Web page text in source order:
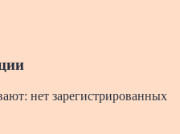
нет зарегистрированных